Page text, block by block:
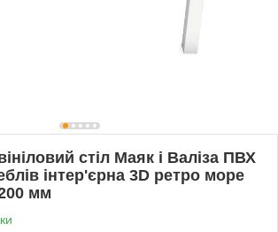
стіл Маяк і Валіза ПВХ
інтер'єрна 3D ретро море
мм